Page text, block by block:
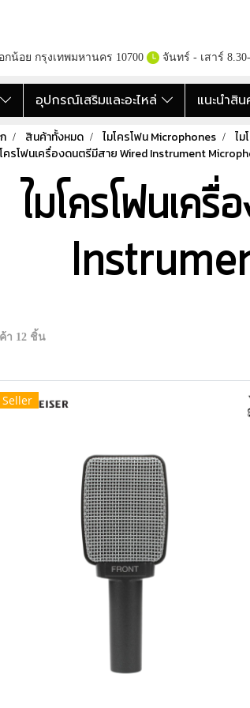
น้อย กรุงเทพมหานคร 10700 จันทร์ - เสาร์
อุปกรณ์เสริมและอะไหล่ แนะนำสิน
สินค้าทั้งหมด ไมโครโฟน Microphones
ไ
ครโฟนเครื่องดนตรีมีสาย Wired Instrument
ไมโครโฟนเค
า 12 ชิ้น